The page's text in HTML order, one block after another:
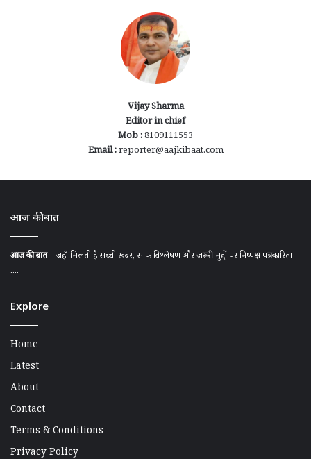
Vijay Sharma
Editor in chief
Mob :8109111553
Email :reporter@aajkibaat.com
आज की बात
आज की बात– जहाँ मिलती है सच्ची खबर, साफ़ विश्लेषण और ज़रूरी मुद्दों पर निष्पक्ष पत्रकारिता
....
Explore
Home
Latest
About
Contact
Terms & Conditions
Privacy Policy